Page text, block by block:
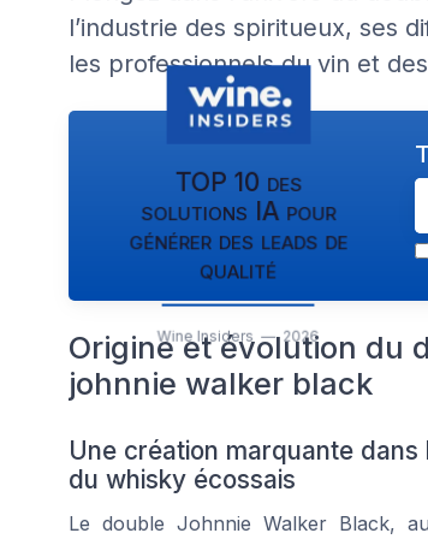
l’industrie des spiritueux, ses
les professionnels du vin et
TOP 10 des
solutions IA pour
générer des leads de
qualité
Wine Insiders — 2026
Origine et évolution du
johnnie walker black
Une création marquante dans
du whisky écossais
Le double Johnnie Walker Black,